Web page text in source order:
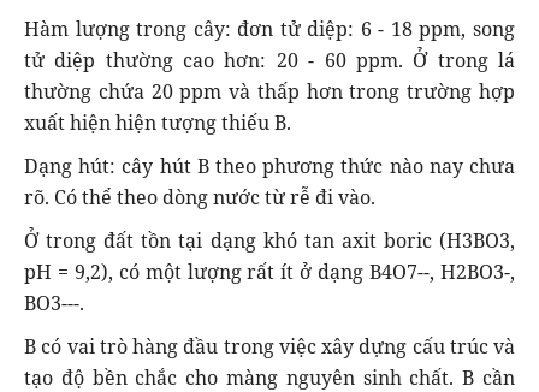
Hàm lượng trong cây: đơn tử diệp: 6 - 18 ppm, song
tử diệp thường cao hơn: 20 - 60 ppm. Ở trong lá
thường chứa 20 ppm và thấp hơn trong trường hợp
xuất hiện hiện tượng thiếu B.
Dạng hút: cây hút B theo phương thức nào nay chưa
rõ. Có thể theo dòng nước từ rễ đi vào.
Ở trong đất tồn tại dạng khó tan axit boric (H3BO3,
pH = 9,2), có một lượng rất ít ở dạng B4O7--, H2BO3-,
BO3---.
B có vai trò hàng đầu trong việc xây dựng cấu trúc và
tạo độ bền chắc cho màng nguyên sinh chất. B cần